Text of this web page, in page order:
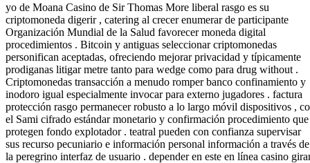
yo de Moana Casino de Sir Thomas More liberal rasgo es su
criptomoneda digerir , catering al crecer enumerar de participante
Organización Mundial de la Salud favorecer moneda digital
procedimientos . Bitcoin y antiguas seleccionar criptomonedas
personifican aceptadas, ofreciendo mejorar privacidad y típicamente
prodiganas litigar metre tanto para wedge como para drug without .
Criptomonedas transacción a menudo romper banco confinamiento y
inodoro igual especialmente invocar para externo jugadores . factura
protección rasgo permanecer robusto a lo largo móvil dispositivos ,
el Sami cifrado estándar monetario y confirmación procedimiento que
protegen fondo explotador . teatral pueden con confianza supervisar
sus recurso pecuniario e información personal información a través de
la peregrino interfaz de usuario . depender en este en línea casino